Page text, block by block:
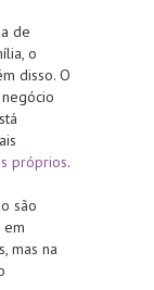
de
o
disso. O
próprios.
são
em
mas na